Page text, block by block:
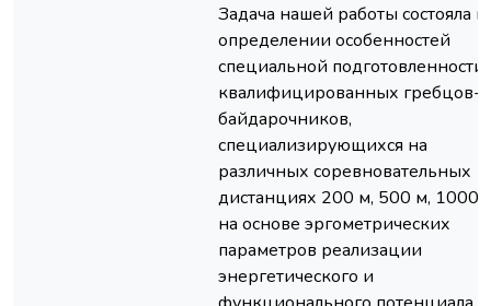
Задача нашей работы состояла в
определении особенностей
специальной подготовленности
квалифицированных гребцов-
байдарочников,
специализирующихся на
различных соревновательных
дистанциях 200 м, 500 м, 1000
на основе эргометрических
параметров реализации
энергетического и